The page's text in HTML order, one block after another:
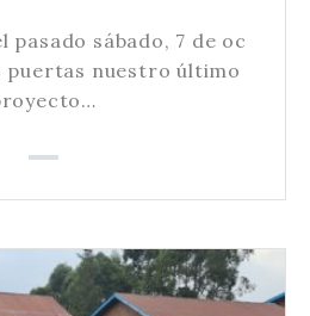
pasado sábado, 7 de oc
puertas nuestro último